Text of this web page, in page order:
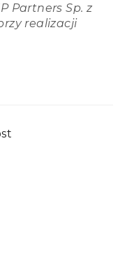
Partners Sp. z
realizacji